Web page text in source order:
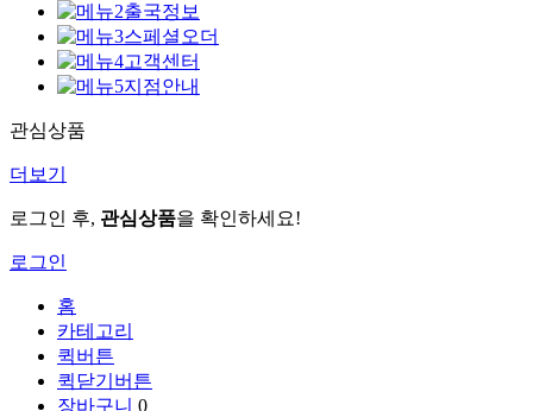
출국정보
스페셜오더
고객센터
지점안내
관심상품
더보기
로그인 후, 관심상품을 확인하세요!
로그인
홈
카테고리
퀵버튼
퀵닫기버튼
장바구니 0